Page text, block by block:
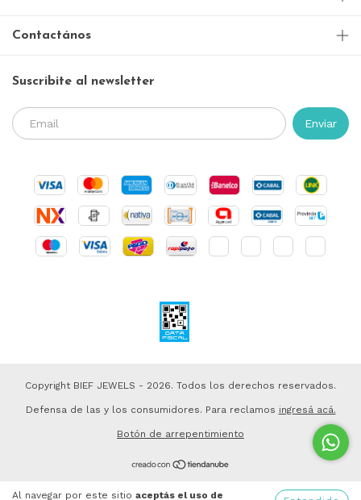
Al navegar por este sitio aceptás el uso de
Contactános
Suscribite al newsletter
Copyright BIEF JEWELS - 2026. Todos los derechos reservados.
Defensa de las y los consumidores. Para reclamos ingresá acá.
Botón de arrepentimiento